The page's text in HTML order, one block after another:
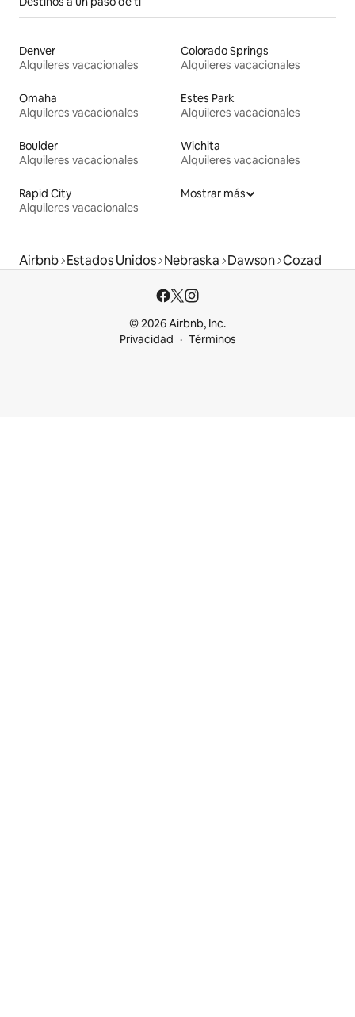
Denver
Alquileres vacacionales
Colorado Springs
Alquileres vacacionales
Omaha
Alquileres vacacionales
Estes Park
Alquileres vacacionales
Boulder
Alquileres vacacionales
Wichita
Alquileres vacacionales
Rapid City
Alquileres vacacionales
Mostrar más
Airbnb Estados Unidos Nebraska Dawson Cozad
© 2026 Airbnb, Inc.
Privacidad
Términos